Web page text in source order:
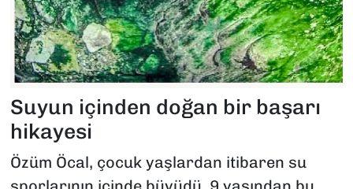
Suyun içinden doğan bir başarı
hikayesi
Özüm Öcal, çocuk yaşlardan itibaren su